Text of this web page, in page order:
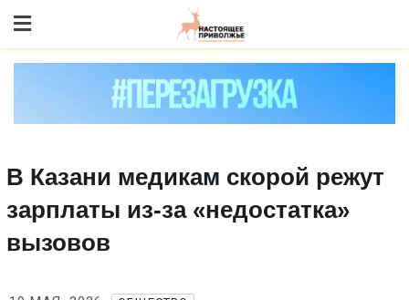
to content
В Казани медикам скорой режут
зарплаты из‑за «недостатка»
вызовов